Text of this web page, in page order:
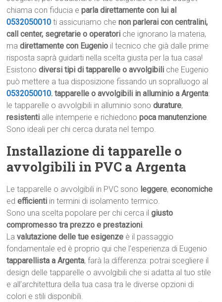
chiama con fiducia eparla direttamente con lui al
0532050010 ti assicuriamo chenon parlerai con centralini,
call center, segretarie o operatori che ignorano la materia,
madirettamente con Eugenio il tecnico che già dalle prime
risposta saprà guidarti nella scelta giusta per la tua casa!
Esistonodiversi tipi di tapparelle o avvolgibili che Eugenio
può mettere a tua disposizione fissando un sopralluogo al
0532050010. tapparelle o avvolgibili in alluminio a Argenta:
le tapparelle o avvolgibili in alluminio sonodurature,
resistenti alle intemperie e richiedonopoca manutenzione.
Sono ideali per chi cerca durata nel tempo.
Installazione di tapparelle o
avvolgibili in PVC a Argenta
Le tapparelle o avvolgibili in PVC sono leggere,economiche
edefficienti in termini di isolamento termico.
Sono una scelta popolare per chi cerca ilgiusto
compromesso tra prezzo e prestazioni.
Lavalutazione delle tue esigenze è il passaggio
fondamentale ed è proprio qui che l’esperienza di Eugenio
tapparellista a Argenta, farà la differenza: potrai scegliere il
design delle tapparelle o avvolgibili che si adatta al tuo stile
e all’architettura della tua casa tra le diverse opzioni di
colori e stili disponibili.